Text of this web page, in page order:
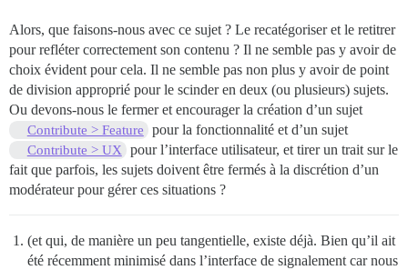
Alors, que faisons-nous avec ce sujet ? Le recatégoriser et le retitrer
pour refléter correctement son contenu ? Il ne semble pas y avoir de
choix évident pour cela. Il ne semble pas non plus y avoir de point
de division approprié pour le scinder en deux (ou plusieurs) sujets.
Ou devons-nous le fermer et encourager la création d’un sujet
Contribute > Feature pour la fonctionnalité et d’un sujet
Contribute > UX
pour l’interface utilisateur, et tirer un trait sur le
fait que parfois, les sujets doivent être fermés à la discrétion d’un
modérateur pour gérer ces situations ?
(et qui, de manière un peu tangentielle, existe déjà. Bien qu’il ait
été récemment minimisé dans l’interface de signalement car nous